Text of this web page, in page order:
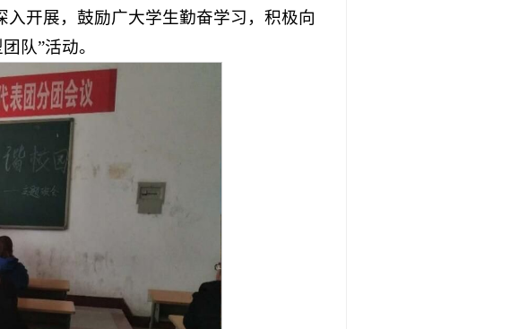
开展，鼓励广大学生勤奋学习，积极向
队”活动。